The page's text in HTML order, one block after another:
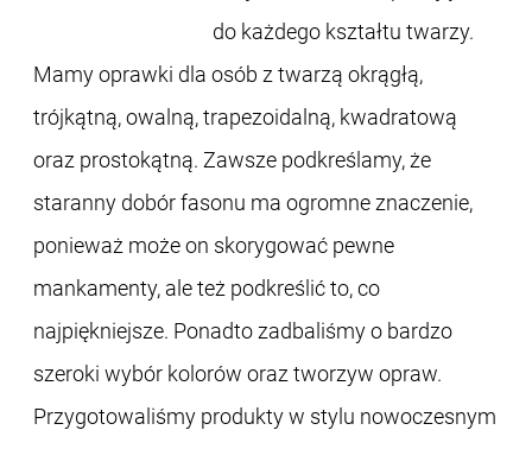
do każdego kształtu twarzy.
Mamy oprawki dla osób z twarzą okrągłą,
trójkątną, owalną, trapezoidalną, kwadratową
oraz prostokątną. Zawsze podkreślamy, że
staranny dobór fasonu ma ogromne znaczenie,
ponieważ może on skorygować pewne
mankamenty, ale też podkreślić to, co
najpiękniejsze. Ponadto zadbaliśmy o bardzo
szeroki wybór kolorów oraz tworzyw opraw.
Przygotowaliśmy produkty w stylu nowoczesnym